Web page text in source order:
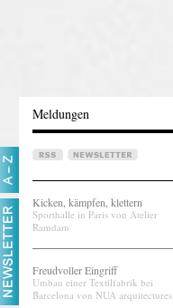
Meldungen
Kicken, kämpfen, klettern
Sporthalle in Paris von Atelier
Ramdam
Freudvoller Eingriff
Umbau einer Textilfabrik bei
Barcelona von NUA arquitectures